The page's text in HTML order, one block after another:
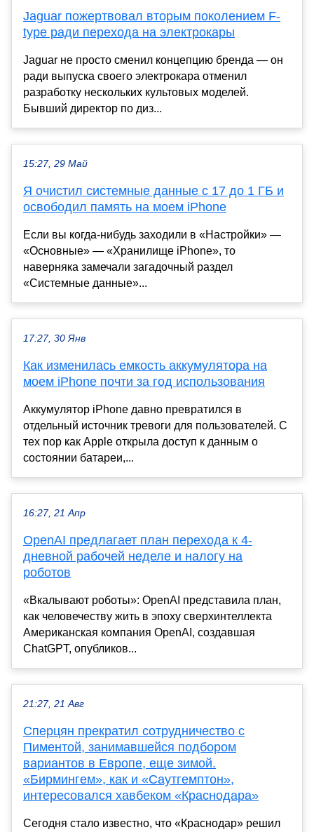
Jaguar пожертвовал вторым поколением F-
type ради перехода на электрокары
Jaguar не просто сменил концепцию бренда — он
ради выпуска своего электрокара отменил
разработку нескольких культовых моделей.
Бывший директор по диз...
15:27, 29 Май
Я очистил системные данные с 17 до 1 ГБ и
освободил память на моем iPhone
Если вы когда-нибудь заходили в «Настройки» —
«Основные» — «Хранилище iPhone», то
наверняка замечали загадочный раздел
«Системные данные»...
17:27, 30 Янв
Как изменилась емкость аккумулятора на
моем iPhone почти за год использования
Аккумулятор iPhone давно превратился в
отдельный источник тревоги для пользователей. С
тех пор как Apple открыла доступ к данным о
состоянии батареи,...
16:27, 21 Апр
OpenAI предлагает план перехода к 4-
дневной рабочей неделе и налогу на
роботов
«Вкалывают роботы»: OpenAI представила план,
как человечеству жить в эпоху сверхинтеллекта
Американская компания OpenAI, создавшая
ChatGPT, опубликов...
21:27, 21 Авг
Сперцян прекратил сотрудничество с
Пиментой, занимавшейся подбором
вариантов в Европе, еще зимой.
«Бирмингем», как и «Саутгемптон»,
интересовался хавбеком «Краснодара»
Сегодня стало известно, что «Краснодар» решил